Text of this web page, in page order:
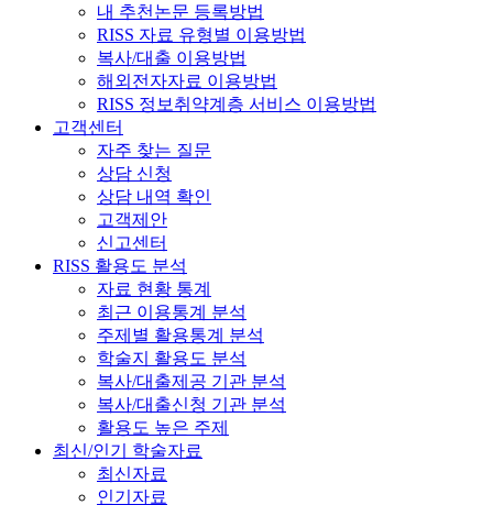
내 추천논문 등록방법
RISS 자료 유형별 이용방법
복사/대출 이용방법
해외전자자료 이용방법
RISS 정보취약계층 서비스 이용방법
고객센터
자주 찾는 질문
상담 신청
상담 내역 확인
고객제안
신고센터
RISS 활용도 분석
자료 현황 통계
최근 이용통계 분석
주제별 활용통계 분석
학술지 활용도 분석
복사/대출제공 기관 분석
복사/대출신청 기관 분석
활용도 높은 주제
최신/인기 학술자료
최신자료
인기자료